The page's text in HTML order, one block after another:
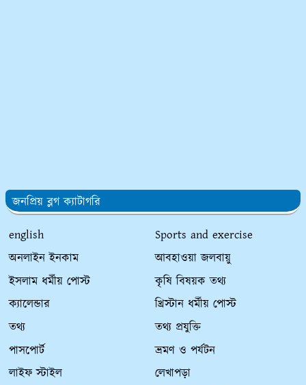
জনপ্রিয় ব্লগ ক্যাটাগরি
english
Sports and exercise
অনলাইন ইনকাম
আবহাওয়া জলবায়ু
ইসলাম ধর্মীয় পোস্ট
কৃষি বিষয়ক তথ্য
ক্যালেন্ডার
খ্রিস্টান ধর্মীয় পোস্ট
তথ্য
তথ্য প্রযুক্তি
পাসপোর্ট
ভ্রমণ ও পর্যটন
লাইফ স্টাইল
লেখাপড়া